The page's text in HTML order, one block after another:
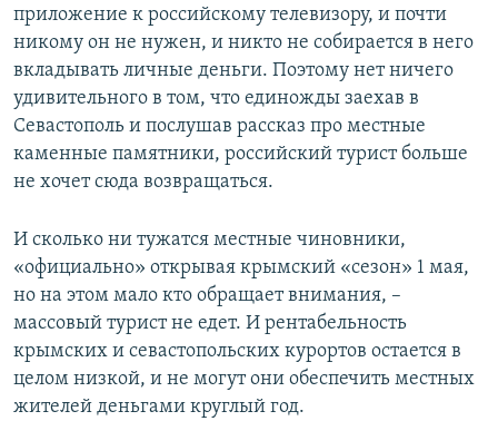
приложение к российскому телевизору, и почти
никому он не нужен, и никто не собирается в него
вкладывать личные деньги. Поэтому нет ничего
удивительного в том, что единожды заехав в
Севастополь и послушав рассказ про местные
каменные памятники, российский турист больше
не хочет сюда возвращаться.
И сколько ни тужатся местные чиновники,
«официально» открывая крымский «сезон» 1 мая,
но на этом мало кто обращает внимания, –
массовый турист не едет. И рентабельность
крымских и севастопольских курортов остается в
целом низкой, и не могут они обеспечить местных
жителей деньгами круглый год.